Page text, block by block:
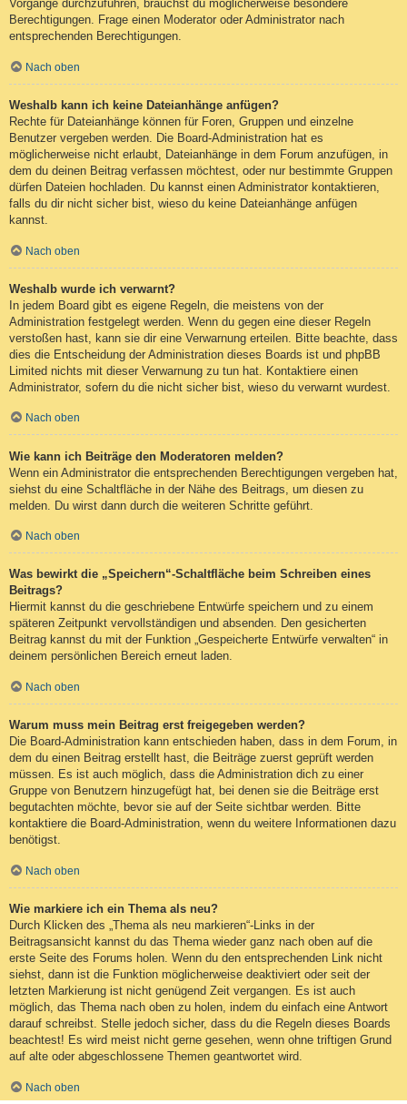
Vorgänge durchzuführen, brauchst du möglicherweise besondere
Berechtigungen. Frage einen Moderator oder Administrator nach
entsprechenden Berechtigungen.
Nach oben
Weshalb kann ich keine Dateianhänge anfügen?
Rechte für Dateianhänge können für Foren, Gruppen und einzelne
Benutzer vergeben werden. Die Board-Administration hat es
möglicherweise nicht erlaubt, Dateianhänge in dem Forum anzufügen, in
dem du deinen Beitrag verfassen möchtest, oder nur bestimmte Gruppen
dürfen Dateien hochladen. Du kannst einen Administrator kontaktieren,
falls du dir nicht sicher bist, wieso du keine Dateianhänge anfügen
kannst.
Nach oben
Weshalb wurde ich verwarnt?
In jedem Board gibt es eigene Regeln, die meistens von der
Administration festgelegt werden. Wenn du gegen eine dieser Regeln
verstoßen hast, kann sie dir eine Verwarnung erteilen. Bitte beachte, dass
dies die Entscheidung der Administration dieses Boards ist und phpBB
Limited nichts mit dieser Verwarnung zu tun hat. Kontaktiere einen
Administrator, sofern du die nicht sicher bist, wieso du verwarnt wurdest.
Nach oben
Wie kann ich Beiträge den Moderatoren melden?
Wenn ein Administrator die entsprechenden Berechtigungen vergeben hat,
siehst du eine Schaltfläche in der Nähe des Beitrags, um diesen zu
melden. Du wirst dann durch die weiteren Schritte geführt.
Nach oben
Was bewirkt die „Speichern“-Schaltfläche beim Schreiben eines
Beitrags?
Hiermit kannst du die geschriebene Entwürfe speichern und zu einem
späteren Zeitpunkt vervollständigen und absenden. Den gesicherten
Beitrag kannst du mit der Funktion „Gespeicherte Entwürfe verwalten“ in
deinem persönlichen Bereich erneut laden.
Nach oben
Warum muss mein Beitrag erst freigegeben werden?
Die Board-Administration kann entschieden haben, dass in dem Forum, in
dem du einen Beitrag erstellt hast, die Beiträge zuerst geprüft werden
müssen. Es ist auch möglich, dass die Administration dich zu einer
Gruppe von Benutzern hinzugefügt hat, bei denen sie die Beiträge erst
begutachten möchte, bevor sie auf der Seite sichtbar werden. Bitte
kontaktiere die Board-Administration, wenn du weitere Informationen dazu
benötigst.
Nach oben
Wie markiere ich ein Thema als neu?
Durch Klicken des „Thema als neu markieren“-Links in der
Beitragsansicht kannst du das Thema wieder ganz nach oben auf die
erste Seite des Forums holen. Wenn du den entsprechenden Link nicht
siehst, dann ist die Funktion möglicherweise deaktiviert oder seit der
letzten Markierung ist nicht genügend Zeit vergangen. Es ist auch
möglich, das Thema nach oben zu holen, indem du einfach eine Antwort
darauf schreibst. Stelle jedoch sicher, dass du die Regeln dieses Boards
beachtest! Es wird meist nicht gerne gesehen, wenn ohne triftigen Grund
auf alte oder abgeschlossene Themen geantwortet wird.
Nach oben